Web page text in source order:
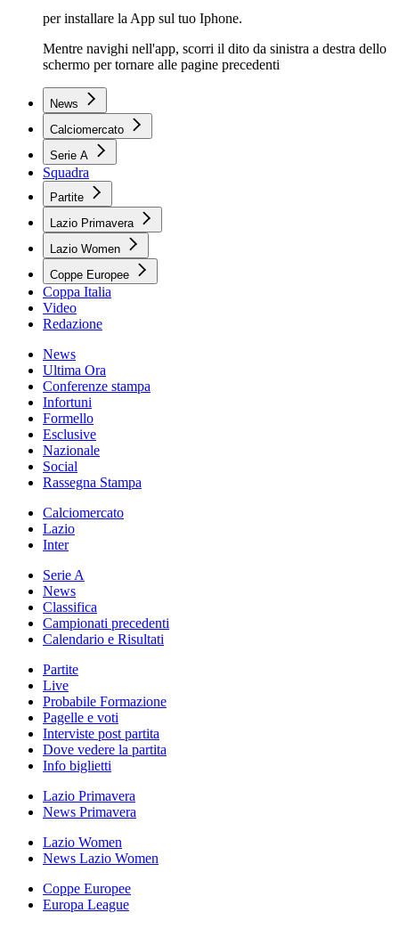
per installare la App sul tuo Iphone.
Mentre navighi nell'app, scorri il dito da sinistra a destra dello
schermo per tornare alle pagine precedenti
News
Calciomercato
Serie A
Squadra
Partite
Lazio Primavera
Lazio Women
Coppe Europee
Coppa Italia
Video
Redazione
News
Ultima Ora
Conferenze stampa
Infortuni
Formello
Esclusive
Nazionale
Social
Rassegna Stampa
Calciomercato
Lazio
Inter
Serie A
News
Classifica
Campionati precedenti
Calendario e Risultati
Partite
Live
Probabile Formazione
Pagelle e voti
Interviste post partita
Dove vedere la partita
Info biglietti
Lazio Primavera
News Primavera
Lazio Women
News Lazio Women
Coppe Europee
Europa League